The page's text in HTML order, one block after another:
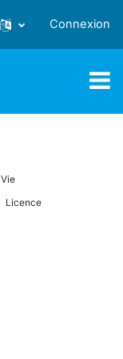
désactiver la saisie
Connexion
Licence